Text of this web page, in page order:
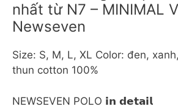
nhất từ N7 – MINIMAL
Newseven
Size: S, M, L, XL Color: đen,
thun cotton 100%
NEWSEVEN POLO 𝗶𝗻 𝗱𝗲𝘁𝗮𝗶𝗹